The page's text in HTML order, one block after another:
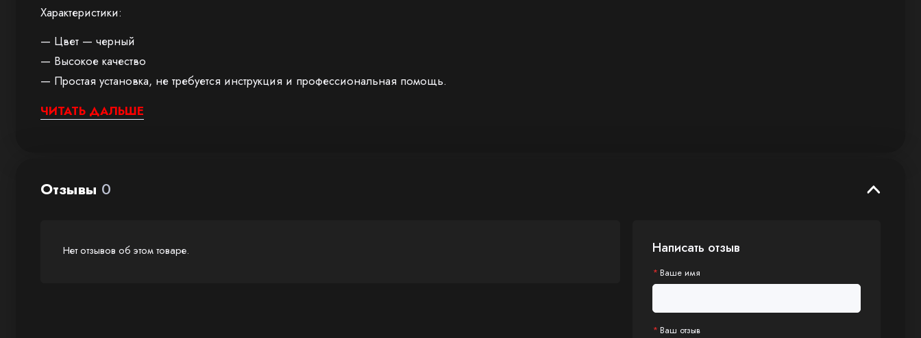
Характеристики:
— Цвет — черный
— Высокое качество
— Простая установка, не требуется инструкция и профессиональная помощь.
ЧИТАТЬ ДАЛЬШЕ
Отзывы 0
Нет отзывов об этом товаре. Написать отзыв
Ваше имя
Ваш отзыв